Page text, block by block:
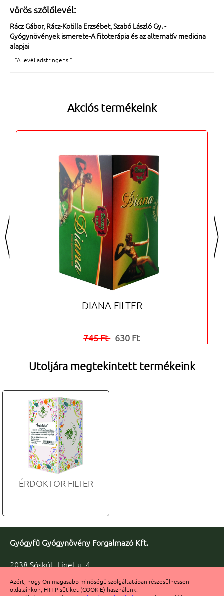
Azért, hogy Ön magasabb minőségű szolgáltatában részesülhessen
oldalainkon, HTTP-sütiket (COOKIE) használunk.
vörös szőlőlevél:
Rácz Gábor, Rácz-Kotilla Erzsébet, Szabó László Gy. -
Gyógynövények ismerete-A fitoterápia és az alternatív medicina
alapjai
"A levél adstringens."
Akciós termékeink
<
DIANA FILTER
745 Ft 630 Ft
>
Utoljára megtekintett termékeink
ÉRDOKTOR FILTER
Gyógyfű Gyógynövény Forgalmazó Kft.
2038 Sóskút, Liget u. 4.
Fax: +36 23 347-091